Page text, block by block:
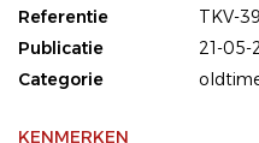
Referentie
TKV-
Publicatie
21-05-
Categorie
KENMERKEN